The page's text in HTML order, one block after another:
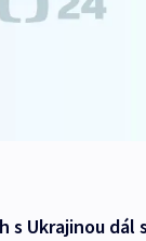
s Ukrajinou dál